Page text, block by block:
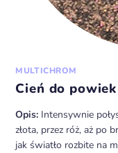
MULTICHROM
Cień do
Opis: Intensywnie
złota, przez róż, aż po
jak światło rozbite na